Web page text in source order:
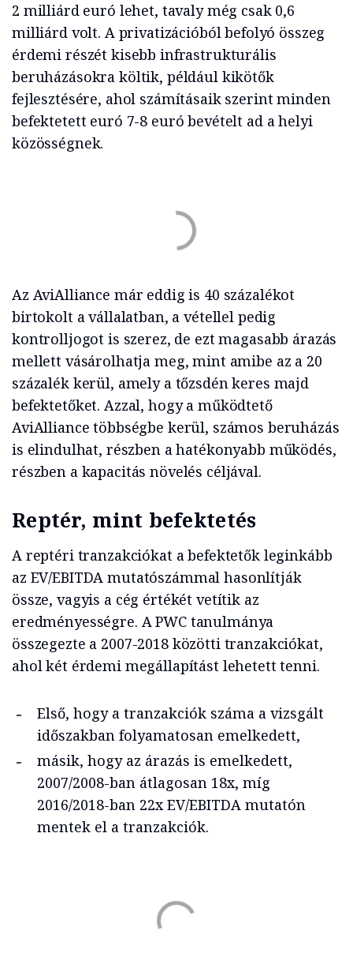
2 milliárd euró lehet, tavaly még csak 0,6
milliárd volt. A privatizációból befolyó összeg
érdemi részét kisebb infrastrukturális
beruházásokra költik, például kikötők
fejlesztésére, ahol számításaik szerint minden
befektetett euró 7-8 euró bevételt ad a helyi
közösségnek.
Az AviAlliance már eddig is 40 százalékot
birtokolt a vállalatban, a vétellel pedig
kontrolljogot is szerez, de ezt magasabb árazás
mellett vásárolhatja meg, mint amibe az a 20
százalék kerül, amely a tőzsdén keres majd
befektetőket. Azzal, hogy a működtető
AviAlliance többségbe kerül, számos beruházás
is elindulhat, részben a hatékonyabb működés,
részben a kapacitás növelés céljával.
Reptér, mint befektetés
A reptéri tranzakciókat a befektetők leginkább
az EV/EBITDA mutatószámmal hasonlítják
össze, vagyis a cég értékét vetítik az
eredményességre. A PWC tanulmánya
összegezte a 2007-2018 közötti tranzakciókat,
ahol két érdemi megállapítást lehetett tenni.
Első, hogy a tranzakciók száma a vizsgált
időszakban folyamatosan emelkedett,
másik, hogy az árazás is emelkedett,
2007/2008-ban átlagosan 18x, míg
2016/2018-ban 22x EV/EBITDA mutatón
mentek el a tranzakciók.